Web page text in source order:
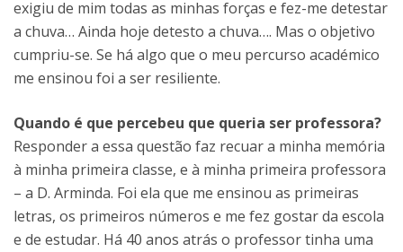
exigiu de mim todas as minhas forças e fez-me detestar
a chuva… Ainda hoje detesto a chuva…. Mas o objetivo
cumpriu-se. Se há algo que o meu percurso académico
me ensinou foi a ser resiliente.
Quando é que percebeu que queria ser professora?
Responder a essa questão faz recuar a minha memória
à minha primeira classe, e à minha primeira professora
– a D. Arminda. Foi ela que me ensinou as primeiras
letras, os primeiros números e me fez gostar da escola
e de estudar. Há 40 anos atrás o professor tinha uma